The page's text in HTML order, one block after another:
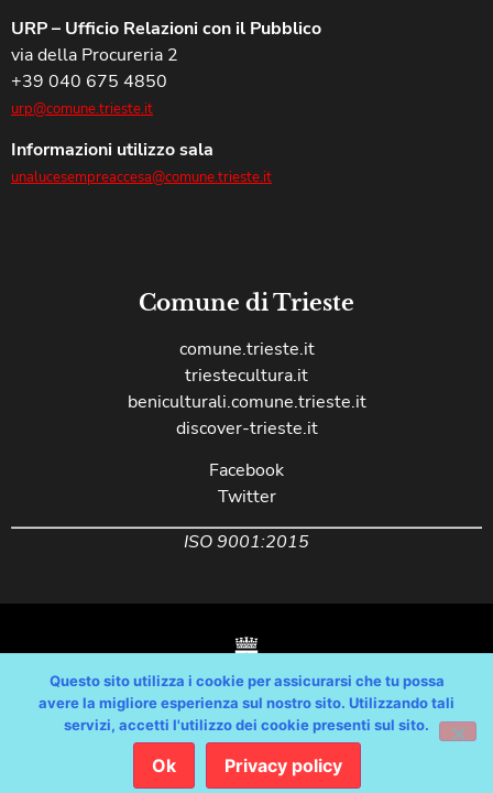
URP – Ufficio Relazioni con il Pubblico
via della Procureria 2
+39 040 675 4850
urp@comune.trieste.it
Informazioni utilizzo sala
unalucesempreaccesa@comune.trieste.it
Comune di Trieste
comune.trieste.it
triestecultura.it
beniculturali.comune.trieste.it
discover-trieste.it
Facebook
Twitter
ISO 9001:2015
Copyright © Comune di Trieste – partita Iva 00210240321 – tutti i diritti
Feedback/ Dichiarazione Accessibilità AGID
Questo sito utilizza i cookie per assicurarsi che tu possa
avere la migliore esperienza sul nostro sito. Utilizzando tali
servizi, accetti l'utilizzo dei cookie presenti sul sito.
Ok Privacy policy